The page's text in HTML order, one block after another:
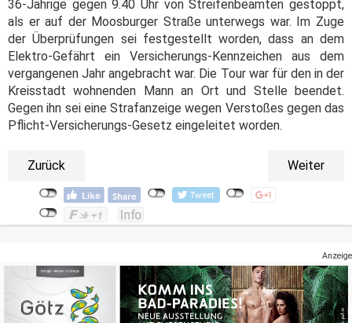
36-Jährige gegen 9.40 Uhr von Streifenbeamten gestoppt,
als er auf der Moosburger Straße unterwegs war. Im Zuge
der Überprüfungen sei festgestellt worden, dass an dem
Elektro-Gefährt ein Versicherungs-Kennzeichen aus dem
vergangenen Jahr angebracht war. Die Tour war für den in der
Kreisstadt wohnenden Mann an Ort und Stelle beendet.
Gegen ihn sei eine Strafanzeige wegen Verstoßes gegen das
Pflicht-Versicherungs-Gesetz eingeleitet worden.
Zurück Weiter
Anzeige